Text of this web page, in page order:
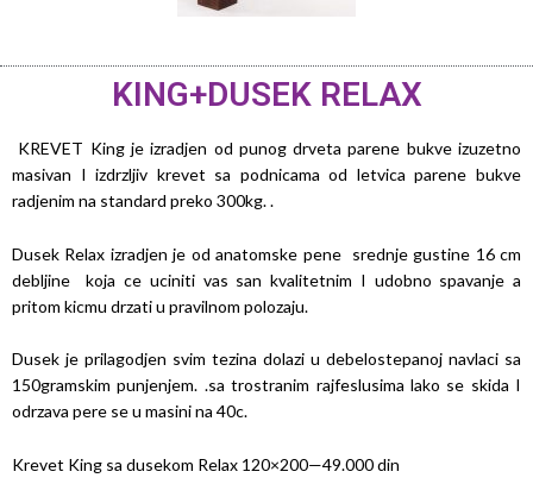
KING+DUSEK RELAX
KREVET King je izradjen od punog drveta parene bukve izuzetno
masivan I izdrzljiv krevet sa podnicama od letvica parene bukve
radjenim na standard preko 300kg. .
Dusek Relax izradjen je od anatomske pene srednje gustine 16 cm
debljine koja ce uciniti vas san kvalitetnim I udobno spavanje a
pritom kicmu drzati u pravilnom polozaju.
Dusek je prilagodjen svim tezina dolazi u debelostepanoj navlaci sa
150gramskim punjenjem. .sa trostranim rajfeslusima lako se skida I
odrzava pere se u masini na 40c.
Krevet King sa dusekom Relax 120×200—49.000 din